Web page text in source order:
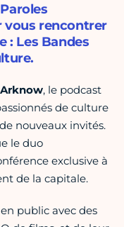
vous rencontrer
: Les Bandes
, le podcast
de culture
nouveaux invités.
le duo
exclusive à
de la capitale.
public avec des